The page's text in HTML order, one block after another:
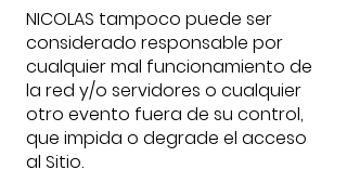
NICOLAS tampoco puede ser
considerado responsable por
cualquier mal funcionamiento de
la red y/o servidores o cualquier
otro evento fuera de su control,
que impida o degrade el acceso
al Sitio.